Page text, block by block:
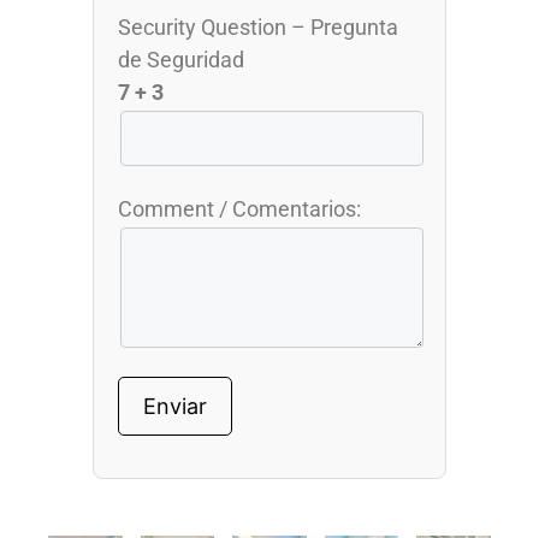
Security Question – Pregunta
de Seguridad
7 + 3
Comment / Comentarios: